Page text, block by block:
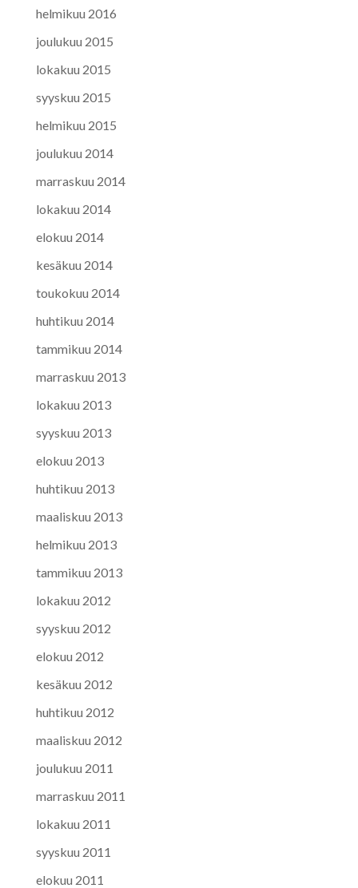
helmikuu 2016
joulukuu 2015
lokakuu 2015
syyskuu 2015
helmikuu 2015
joulukuu 2014
marraskuu 2014
lokakuu 2014
elokuu 2014
kesäkuu 2014
toukokuu 2014
huhtikuu 2014
tammikuu 2014
marraskuu 2013
lokakuu 2013
syyskuu 2013
elokuu 2013
huhtikuu 2013
maaliskuu 2013
helmikuu 2013
tammikuu 2013
lokakuu 2012
syyskuu 2012
elokuu 2012
kesäkuu 2012
huhtikuu 2012
maaliskuu 2012
joulukuu 2011
marraskuu 2011
lokakuu 2011
syyskuu 2011
elokuu 2011